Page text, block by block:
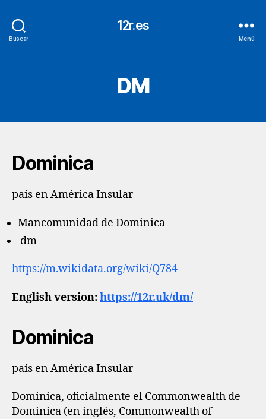
Buscar
12r.es
Menú
DM
Dominica
país en América Insular
Mancomunidad de Dominica
dm
https://m.wikidata.org/wiki/Q784
English version:https://12r.uk/dm/
Dominica
país en América Insular
Dominica, oficialmente el Commonwealth de
Dominica (en inglés, Commonwealth of